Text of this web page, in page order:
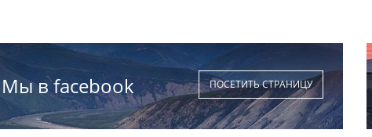
Мы в facebook ПОСЕТИТЬ СТРАНИЦУ